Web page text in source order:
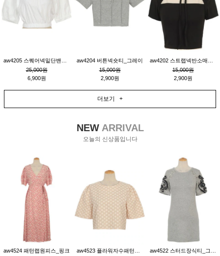
25,000원
6,900원
aw4204 버튼넥숏티_그레이
15,000원
2,900원
15,000원
2,900원
더보기 +
NEWARRIVAL
오늘의 신상품입니다
aw4524 패턴랩원피스_핑크